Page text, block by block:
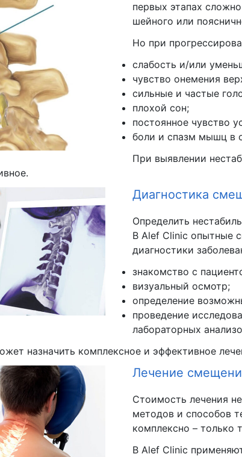
первых этапах
шейного или
Но при
слабость и/или
чувство онемения
сильные и частые
плохой сон;
постоянное чувство
боли и спазм мышц в
При выявлении
Диагностика
Определить
В Alef Clinic опытные
диагностики
знакомство с
визуальный осмотр;
определение
проведение
лабораторных
назначить комплексное и эффективное
Лечение
Стоимость лечения
методов и способов
комплексно – только
В Alef Clinic